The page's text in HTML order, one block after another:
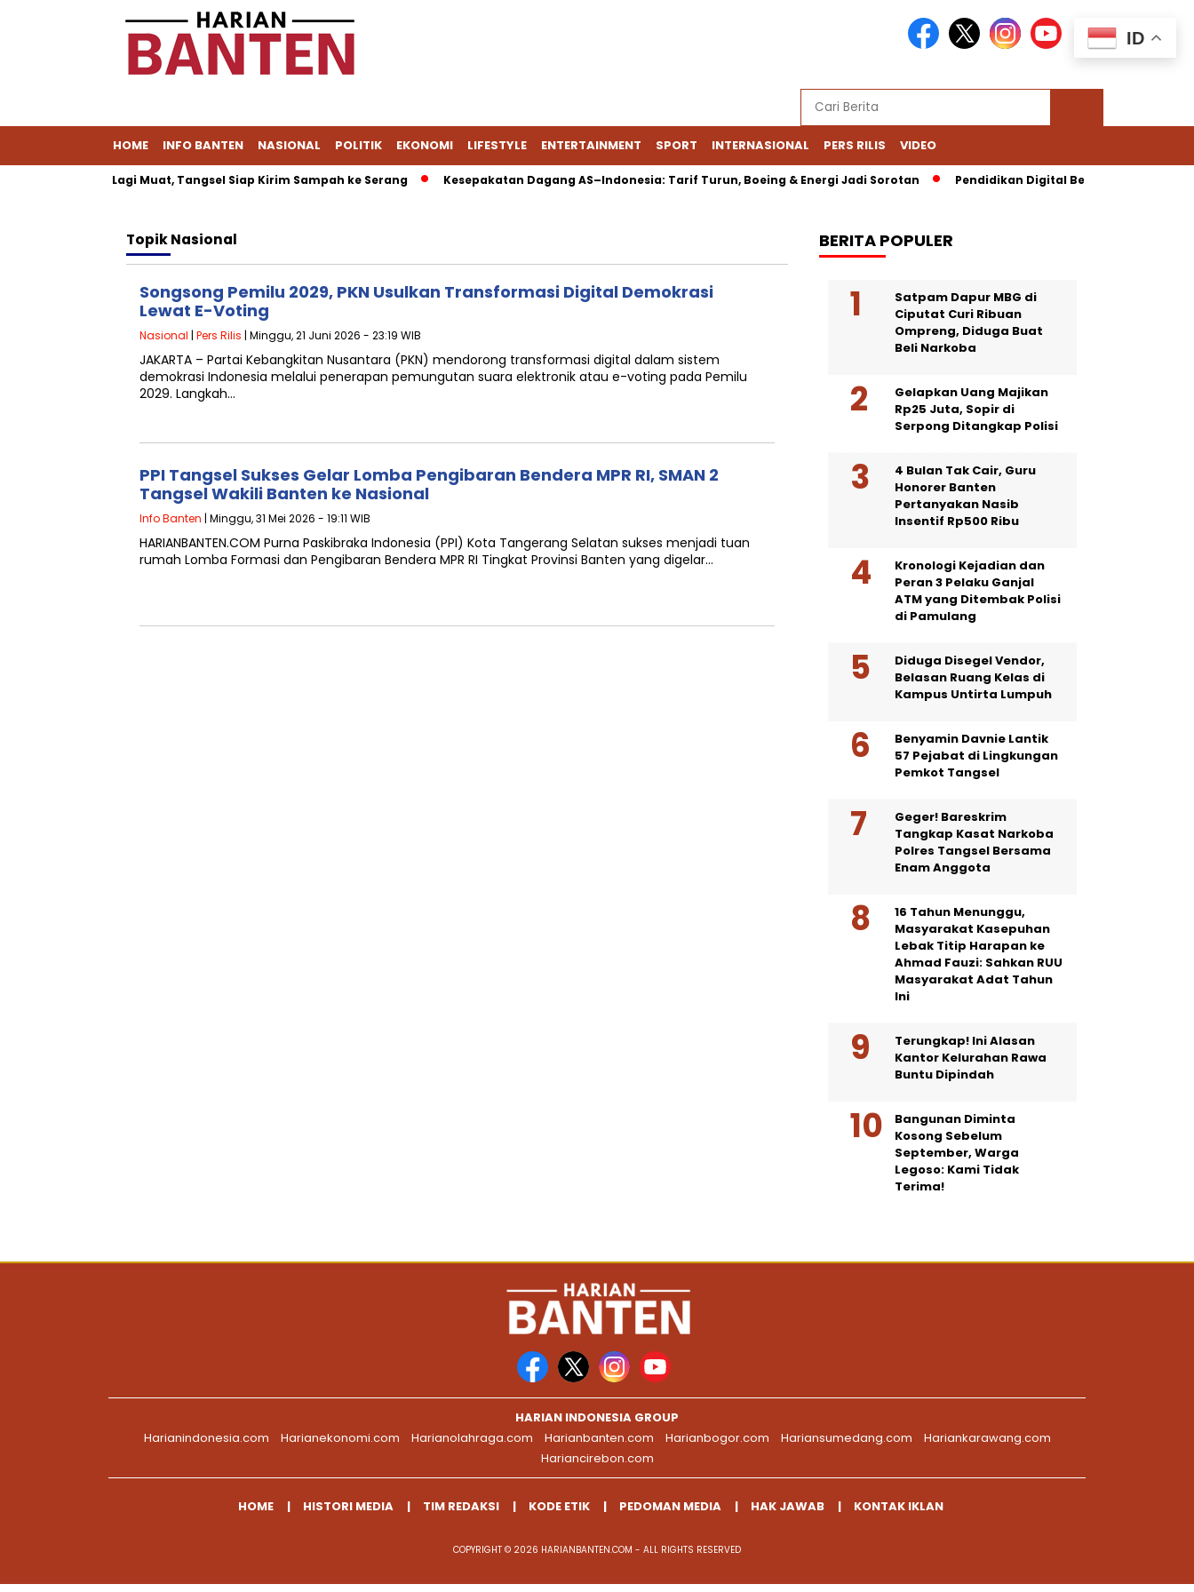
HOME INFO BANTEN NASIONAL POLITIK EKONOMI LIFESTYLE ENTERTAINMENT SPORT INTERNASIONAL PERS RILIS VIDEO
Tak Lagi Muat, Tangsel Siap Kirim Sampah ke Serang Kesepakatan Dagang AS–Indonesia: Tarif Turun, Boeing & Energi Jadi Sorotan Pendidikan Digital Bernoda:
TopikNasional
Songsong Pemilu 2029, PKN Usulkan Transformasi Digital Demokrasi
Lewat E-Voting
Nasional | Pers Rilis | Minggu, 21 Juni 2026 - 23:19 WIB
JAKARTA – Partai Kebangkitan Nusantara (PKN) mendorong transformasi digital dalam sistem
demokrasi Indonesia melalui penerapan pemungutan suara elektronik atau e-voting pada Pemilu
2029. Langkah…
PPI Tangsel Sukses Gelar Lomba Pengibaran Bendera MPR RI, SMAN 2
Tangsel Wakili Banten ke Nasional
Info Banten | Minggu, 31 Mei 2026 - 19:11 WIB
HARIANBANTEN.COM Purna Paskibraka Indonesia (PPI) Kota Tangerang Selatan sukses menjadi tuan
rumah Lomba Formasi dan Pengibaran Bendera MPR RI Tingkat Provinsi Banten yang digelar…
BERITA POPULER
Satpam Dapur MBG di
Ciputat Curi Ribuan
Ompreng, Diduga Buat
Beli Narkoba
Gelapkan Uang Majikan
Rp25 Juta, Sopir di
Serpong Ditangkap Polisi
4 Bulan Tak Cair, Guru
Honorer Banten
Pertanyakan Nasib
Insentif Rp500 Ribu
Kronologi Kejadian dan
Peran 3 Pelaku Ganjal
ATM yang Ditembak Polisi
di Pamulang
Diduga Disegel Vendor,
Belasan Ruang Kelas di
Kampus Untirta Lumpuh
Benyamin Davnie Lantik
57 Pejabat di Lingkungan
Pemkot Tangsel
Geger! Bareskrim
Tangkap Kasat Narkoba
Polres Tangsel Bersama
Enam Anggota
16 Tahun Menunggu,
Masyarakat Kasepuhan
Lebak Titip Harapan ke
Ahmad Fauzi: Sahkan RUU
Masyarakat Adat Tahun
Ini
Terungkap! Ini Alasan
Kantor Kelurahan Rawa
Buntu Dipindah
Bangunan Diminta
Kosong Sebelum
September, Warga
Legoso: Kami Tidak
Terima!
ID
HARIAN INDONESIA GROUP
Harianindonesia.com
Harianekonomi.com Harianolahraga.com Harianbanten.com Harianbogor.com Hariansumedang.com
Hariankarawang.com
Hariancirebon.com
HOME HISTORI MEDIA TIM REDAKSI KODE ETIK PEDOMAN MEDIA HAK JAWAB KONTAK IKLAN
COPYRIGHT © 2026 HARIANBANTEN.COM - ALL RIGHTS RESERVED